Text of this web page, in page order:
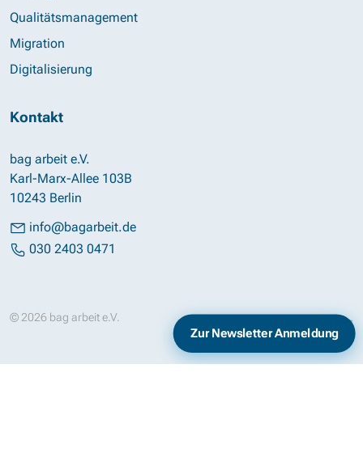
Qualitätsmanagement
Migration
Digitalisierung
Kontakt
bag arbeit e.V.
Karl-Marx-Allee 103B
10243 Berlin
info@bagarbeit.de
030 2403 0471
© 2026 bag arbeit e.V. Datenschutz
Zur Newsletter Anmeldung